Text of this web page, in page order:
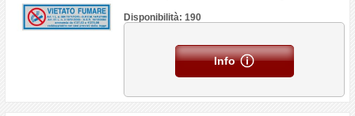
Disponibilità: 190
Info